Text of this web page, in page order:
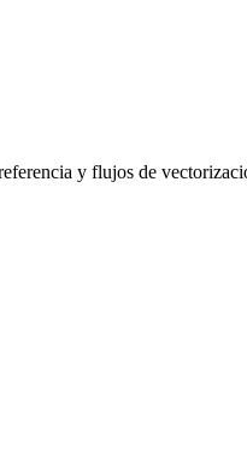
y flujos de